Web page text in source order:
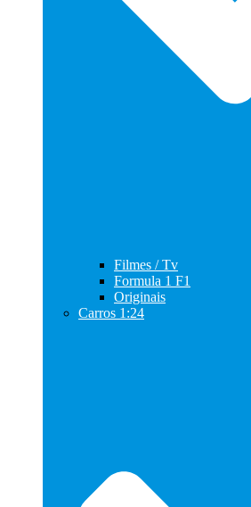
Filmes / Tv
Formula 1 F1
Originais
Carros 1:24